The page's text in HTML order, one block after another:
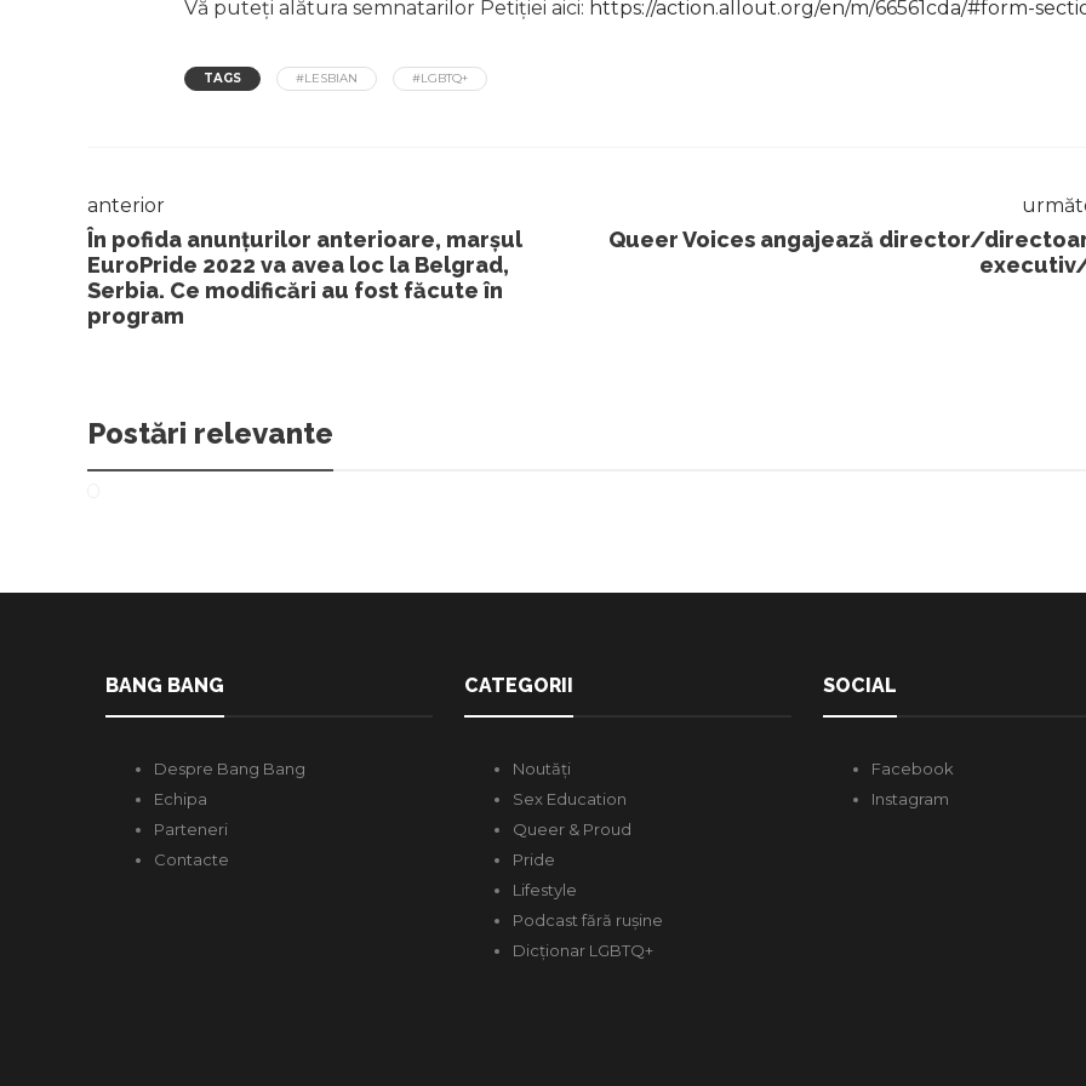
Vă puteți alătura semnatarilor Petiției aici: https://action.allout.org/en/m/66561cda/#form-
TAGS #LESBIAN #LGBTQ+
anterior
În pofida anunțurilor anterioare, marșul
EuroPride 2022 va avea loc la Belgrad,
Serbia. Ce modificări au fost făcute în
program
Queer Voices angajează director/
Postări relevante
BANG BANG
Despre Bang Bang
Echipa
Parteneri
Contacte
CATEGORII
Noutăți
Sex Education
Queer & Proud
Pride
Lifestyle
Podcast fără rușine
Dicționar LGBTQ+
SOCIAL
Facebook
Instagram